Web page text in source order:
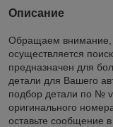
Описание
Обращаем внимание,
осуществляется
предназначен для
детали для Вашего
подбор детали по №
оригинального
оставьте сообщение